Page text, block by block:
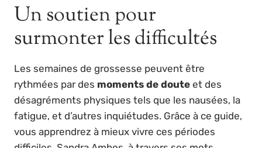
Un soutien pour
surmonter les difficultés
Les semaines de grossesse peuvent être
rythmées par des moments de doute et des
désagréments physiques tels que les nausées, la
fatigue, et d’autres inquiétudes. Grâce à ce guide,
vous apprendrez à mieux vivre ces périodes